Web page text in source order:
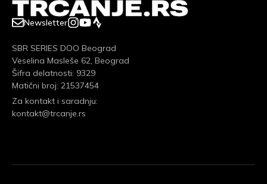
Newsletter
SBR SERIES DOO Beograd
Veselina Masleše 62, Beograd
Šifra delatnosti: 9329
Matični broj: 21537454
Za kontakt i saradnju:
kontakt@trcanje.rs